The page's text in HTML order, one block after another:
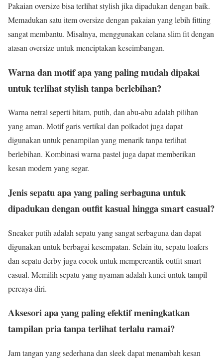
Pakaian oversize bisa terlihat stylish jika dipadukan dengan baik.
Memadukan satu item oversize dengan pakaian yang lebih fitting
sangat membantu. Misalnya, menggunakan celana slim fit dengan
atasan oversize untuk menciptakan keseimbangan.
Warna dan motif apa yang paling mudah dipakai
untuk terlihat stylish tanpa berlebihan?
Warna netral seperti hitam, putih, dan abu-abu adalah pilihan
yang aman. Motif garis vertikal dan polkadot juga dapat
digunakan untuk penampilan yang menarik tanpa terlihat
berlebihan. Kombinasi warna pastel juga dapat memberikan
kesan modern yang segar.
Jenis sepatu apa yang paling serbaguna untuk
dipadukan dengan outfit kasual hingga smart casual?
Sneaker putih adalah sepatu yang sangat serbaguna dan dapat
digunakan untuk berbagai kesempatan. Selain itu, sepatu loafers
dan sepatu derby juga cocok untuk mempercantik outfit smart
casual. Memilih sepatu yang nyaman adalah kunci untuk tampil
percaya diri.
Aksesori apa yang paling efektif meningkatkan
tampilan pria tanpa terlihat terlalu ramai?
Jam tangan yang sederhana dan sleek dapat menambah kesan